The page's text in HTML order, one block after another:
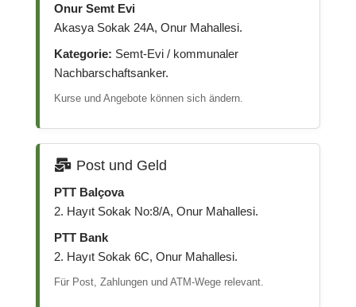
Onur Semt Evi
Akasya Sokak 24A, Onur Mahallesi.
Kategorie: Semt-Evi / kommunaler
Nachbarschaftsanker.
Kurse und Angebote können sich ändern.
Post und Geld
PTT Balçova
2. Hayıt Sokak No:8/A, Onur Mahallesi.
PTT Bank
2. Hayıt Sokak 6C, Onur Mahallesi.
Für Post, Zahlungen und ATM-Wege relevant.